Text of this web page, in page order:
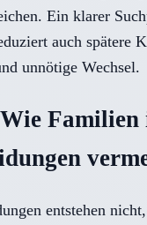
Ein klarer
auch spätere
unnötige Wechsel.
Familien
entstehen